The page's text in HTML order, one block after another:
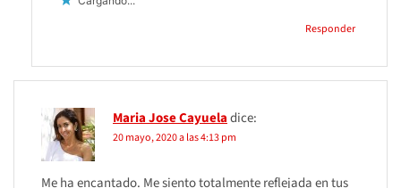
Responder
Maria Jose Cayueladice:
20 mayo, 2020 a las 4:13 pm
Me ha encantado. Me siento totalmente reflejada en tus